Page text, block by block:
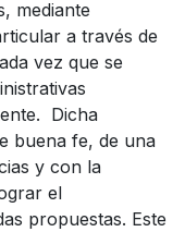
mediante
a través de
vez que se
Dicha
buena fe, de una
y con la
el
propuestas. Este